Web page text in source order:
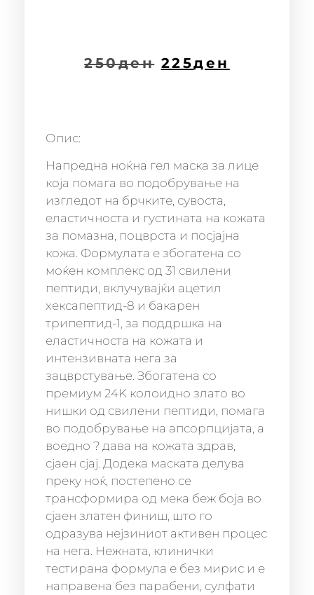
250ден 225ден
Опис:
Напредна ноќна гел маска за лице
која помага во подобрување на
изгледот на брчките, сувоста,
еластичноста и густината на кожата
за помазна, поцврста и посјајна
кожа. Формулата е збогатена со
моќен комплекс од 31 свилени
пептиди, вклучувајќи ацетил
хексапептид-8 и бакарен
трипептид-1, за поддршка на
еластичноста на кожата и
интензивната нега за
зацврстување. Збогатена со
премиум 24K колоидно злато во
нишки од свилени пептиди, помага
во подобрување на апсорпцијата, а
воедно ? дава на кожата здрав,
сјаен сјај. Додека маската делува
преку ноќ, постепено се
трансформира од мека беж боја во
сјаен златен финиш, што го
одразува нејзиниот активен процес
на нега. Нежната, клинички
тестирана формула е без мирис и е
направена без парабени, сулфати